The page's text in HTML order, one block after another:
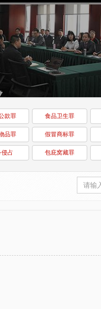
款罪 食品卫生罪
品罪 假冒商标罪
侵占 包庇窝藏罪